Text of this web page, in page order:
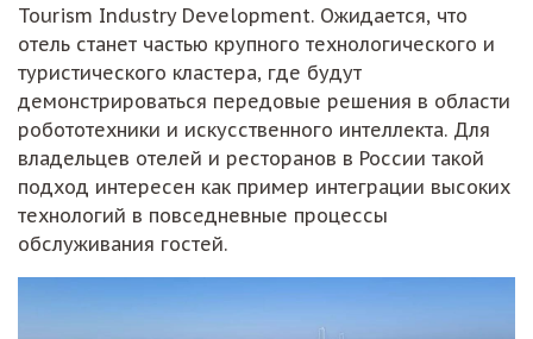
Tourism Industry Development. Ожидается, что
отель станет частью крупного технологического и
туристического кластера, где будут
демонстрироваться передовые решения в области
робототехники и искусственного интеллекта. Для
владельцев отелей и ресторанов в России такой
подход интересен как пример интеграции высоких
технологий в повседневные процессы
обслуживания гостей.